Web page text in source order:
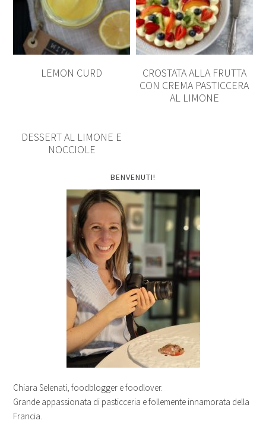
LEMON CURD
CROSTATA ALLA FRUTTA
CON CREMA PASTICCERA
AL LIMONE
DESSERT AL LIMONE E
NOCCIOLE
BENVENUTI!
Chiara Selenati, foodblogger e foodlover.
Grande appassionata di pasticceria e follemente innamorata della
Francia.